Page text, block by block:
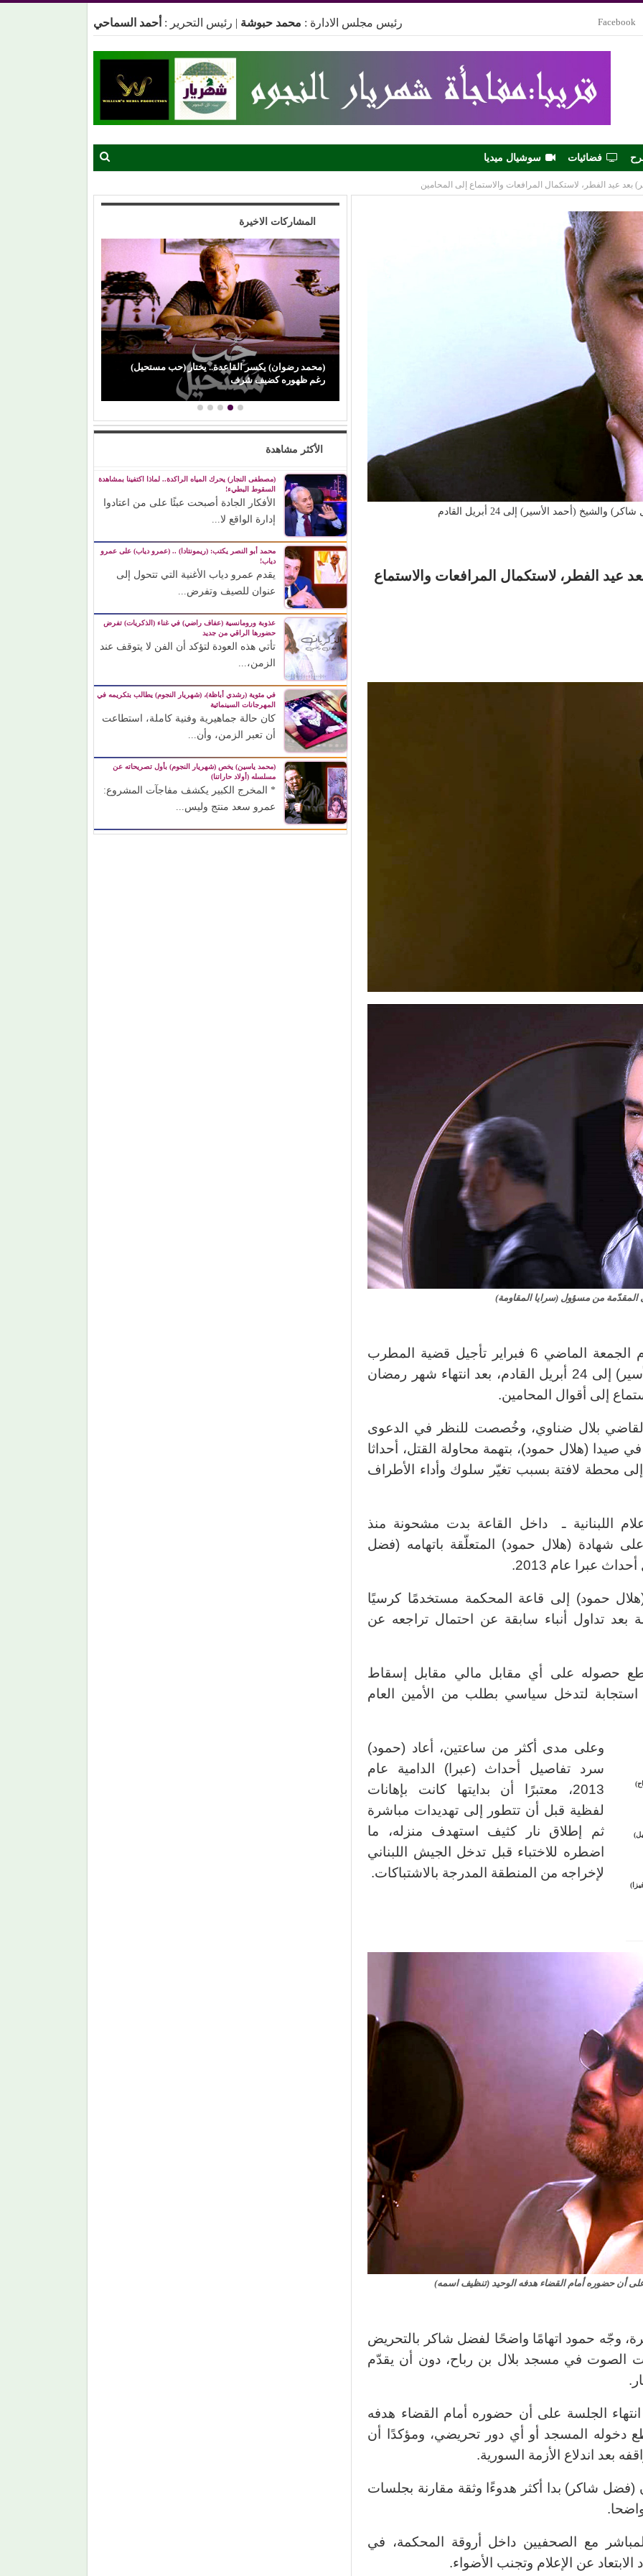
Facebook رئيس مجلس الادارة : محمد حبوشة | رئيس التحرير : أحمد السماحي
فضائيات سوشيال ميديا
عيد الفطر، لاستكمال المرافعات والاستماع إلى المحامين
(أحمد الأسير) إلى 24 أبريل القادم
الفطر، لاستكمال المرافعات والاستماع
من مسؤول (سرايا المقاومة)
قررت محكمة الجنايات في بيروت يوم الجمعة الماضي 6 فبراير تأجيل قضية المطرب
) والشيخ (أحمد الأسير) إلى 24 أبريل القادم، بعد انتهاء شهر رمضان
إلى أقوال المحامين.
بلال ضناوي، وخُصصت للنظر في الدعوى
صيدا (هلال حمود)، بتهمة محاولة القتل، أحداثا
محطة لافتة بسبب تغيّر سلوك وأداء الأطراف
اللبنانية ـ داخل القاعة بدت مشحونة منذ
شهادة (هلال حمود) المتعلّقة باتهامه (فضل
عبرا عام 2013.
حمود) إلى قاعة المحكمة مستخدمًا كرسيًا
بعد تداول أنباء سابقة عن احتمال تراجعه عن
حصوله على أي مقابل مالي مقابل إسقاط
استجابة لتدخل سياسي بطلب من الأمين العام
وعلى مدى أكثر من ساعتين، أعاد (حمود)
سرد تفاصيل أحداث (عبرا) الدامية عام
2013، معتبرًا أن بدايتها كانت بإهانات
لفظية قبل أن تتطور إلى تهديدات مباشرة
ثم إطلاق نار كثيف استهدف منزله، ما
اضطره للاختباء قبل تدخل الجيش اللبناني
لإخراجه من المنطقة المدرجة بالاشتباكات.
أن حضوره أمام القضاء هدفه الوحيد (تنظيف اسمه)
وجّه حمود اتهامًا واضحًا لفضل شاكر بالتحريض
الصوت في مسجد بلال بن رباح، دون أن يقدّم
الجلسة على أن حضوره أمام القضاء هدفه
دخوله المسجد أو أي دور تحريضي، ومؤكدًا أن
بعد اندلاع الأزمة السورية.
(فضل شاكر) بدا أكثر هدوءًا وثقة مقارنة بجلسات
مع الصحفيين داخل أروقة المحكمة، في
عن الإعلام وتجنب الأضواء.
المشاركات الاخيرة
(محمد رضوان) يكسر القاعدة.. يختار (حب مستحيل)
رغم ظهوره كضيف شرف
الأكثر مشاهدة
(مصطفى النجار) يحرك المياه الراكدة.. لماذا اكتفينا بمشاهدة
السقوط البطيء!
الأفكار الجادة أصبحت عبئًا على من اعتادوا
إدارة الواقع لا...
محمد أبو النصر يكتب: (ريمونتادا) .. (عمرو دياب) على عمرو
دياب!
يقدم عمرو دياب الأغنية التي تتحول إلى
عنوان للصيف وتفرض...
عذوبة ورومانسية (عفاف راضي) في غناء (الذكريات) تفرض
حضورها الراقي من جديد
تأتي هذه العودة لتؤكد أن الفن لا يتوقف عند
الزمن،...
في مئوية (رشدي أباظة)، (شهريار النجوم) يطالب بتكريمه في
المهرجانات السينمائية
كان حالة جماهيرية وفنية كاملة، استطاعت
أن تعبر الزمن، وأن...
(محمد ياسين) يخص (شهريار النجوم) بأول تصريحاته عن
مسلسله (أولاد حاراتنا)
* المخرج الكبير يكشف مفاجآت المشروع:
عمرو سعد منتج وليس...